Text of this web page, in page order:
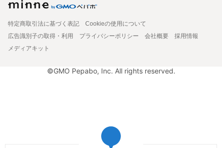
特定商取引法に基づく表記
Cookieの使用について
広告識別子の取得・利用
プライバシーポリシー 会社概要
採用情報
メディアキット
©GMO Pepabo, Inc. All rights reserved.